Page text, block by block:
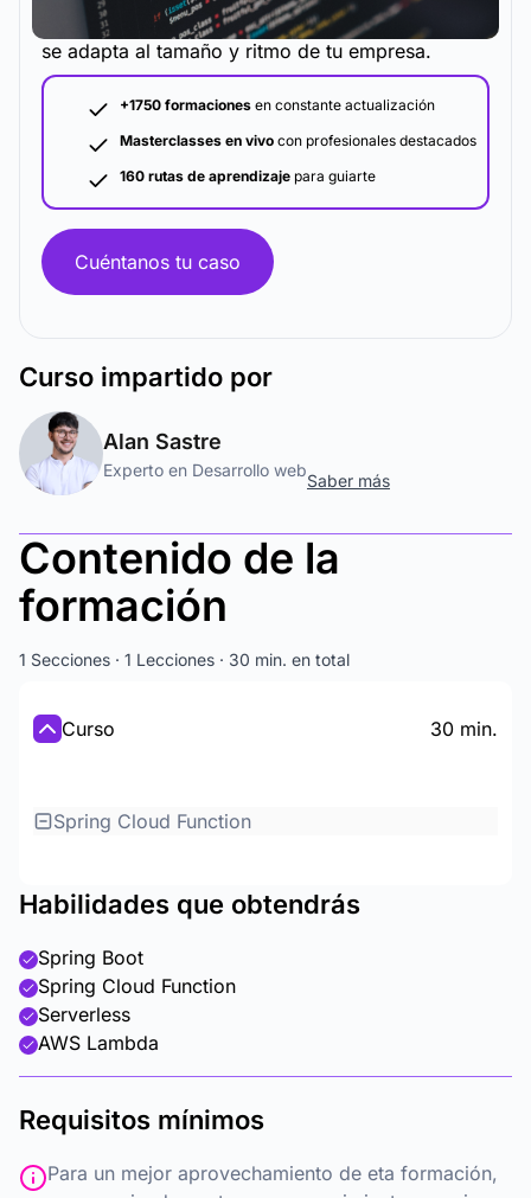
La metodología y plataforma de formación que
se adapta al tamaño y ritmo de tu empresa.
+1750 formaciones en constante actualización
Masterclasses en vivo con profesionales destacados
160 rutas de aprendizaje para guiarte
Cuéntanos tu caso
Curso impartido por
Alan Sastre
Experto en Desarrollo web
Saber más
Contenido de la
formación
1 Secciones · 1 Lecciones · 30 min. en total
Curso 30 min.
Spring Cloud Function
Habilidades que obtendrás
Spring Boot
Spring Cloud Function
Serverless
AWS Lambda
Requisitos mínimos
Para un mejor aprovechamiento de eta formación,